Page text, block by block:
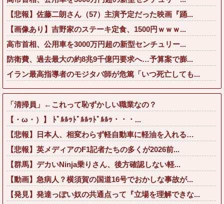
【悲報】佐藤二朗さん（57）主演予定だった映画『踊...
【画像あり】吉野家のステーキ定食、1500円ｗｗｗ...
高市首相、公用車を3000万円超の新型センチュリー...
防衛費、過去最大の約8兆9千億円要求へ…予算案で膨...
イラン最高指導者のモジタバ師が危篤「いつ死亡しても...
「清掃員」←これって恥ずかしい職業なの？
【・ω・）】 ﾄﾞﾙﾙｯﾄﾞﾙﾙｯﾄﾞﾙﾙｯ・・・...
【悲報】日本人、相変わらず軽自動車に軽油を入れる…
【悲報】英メディアのF1記者たちの多くが2026前...
【群馬】デカいNinja乗りさん、後方確認しない軽...
【動画】急病人？横須賀の国道16号でおかしな事故が...
【発見】発達っぽい奴の共通点って『立場を理解できな...